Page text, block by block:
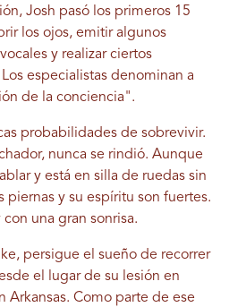
Josh pasó los primeros 15
los ojos, emitir algunos
y realizar ciertos
especialistas denominan a
de la conciencia".
probabilidades de sobrevivir.
nunca se rindió. Aunque
y está en silla de ruedas sin
piernas y su espíritu son fuertes.
una gran sonrisa.
persigue el sueño de recorrer
el lugar de su lesión en
Arkansas. Como parte de ese